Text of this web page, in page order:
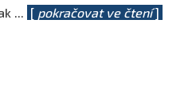
... [ pokračovat ve čtení]